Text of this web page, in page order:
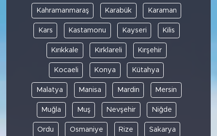
Kahramanmaraş Karabük Karaman
Kars Kastamonu Kayseri Kilis
Kırıkkale Kırklareli Kırşehir
Kocaeli Konya Kütahya
Malatya Manisa Mardin Mersin
Muğla Muş Nevşehir Niğde
Ordu Osmaniye Rize Sakarya